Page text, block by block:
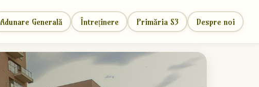
Adunare Generală Întreținere Primăria S3 Despre noi